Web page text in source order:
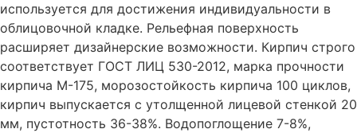
используется для достижения индивидуальности в
облицовочной кладке. Рельефная поверхность
расширяет дизайнерские возможности. Кирпич строго
соответствует ГОСТ ЛИЦ 530-2012, марка прочности
кирпича М-175, морозостойкость кирпича 100 циклов,
кирпич выпускается с утолщенной лицевой стенкой 20
мм, пустотность 36-38%. Водопоглощение 7-8%,